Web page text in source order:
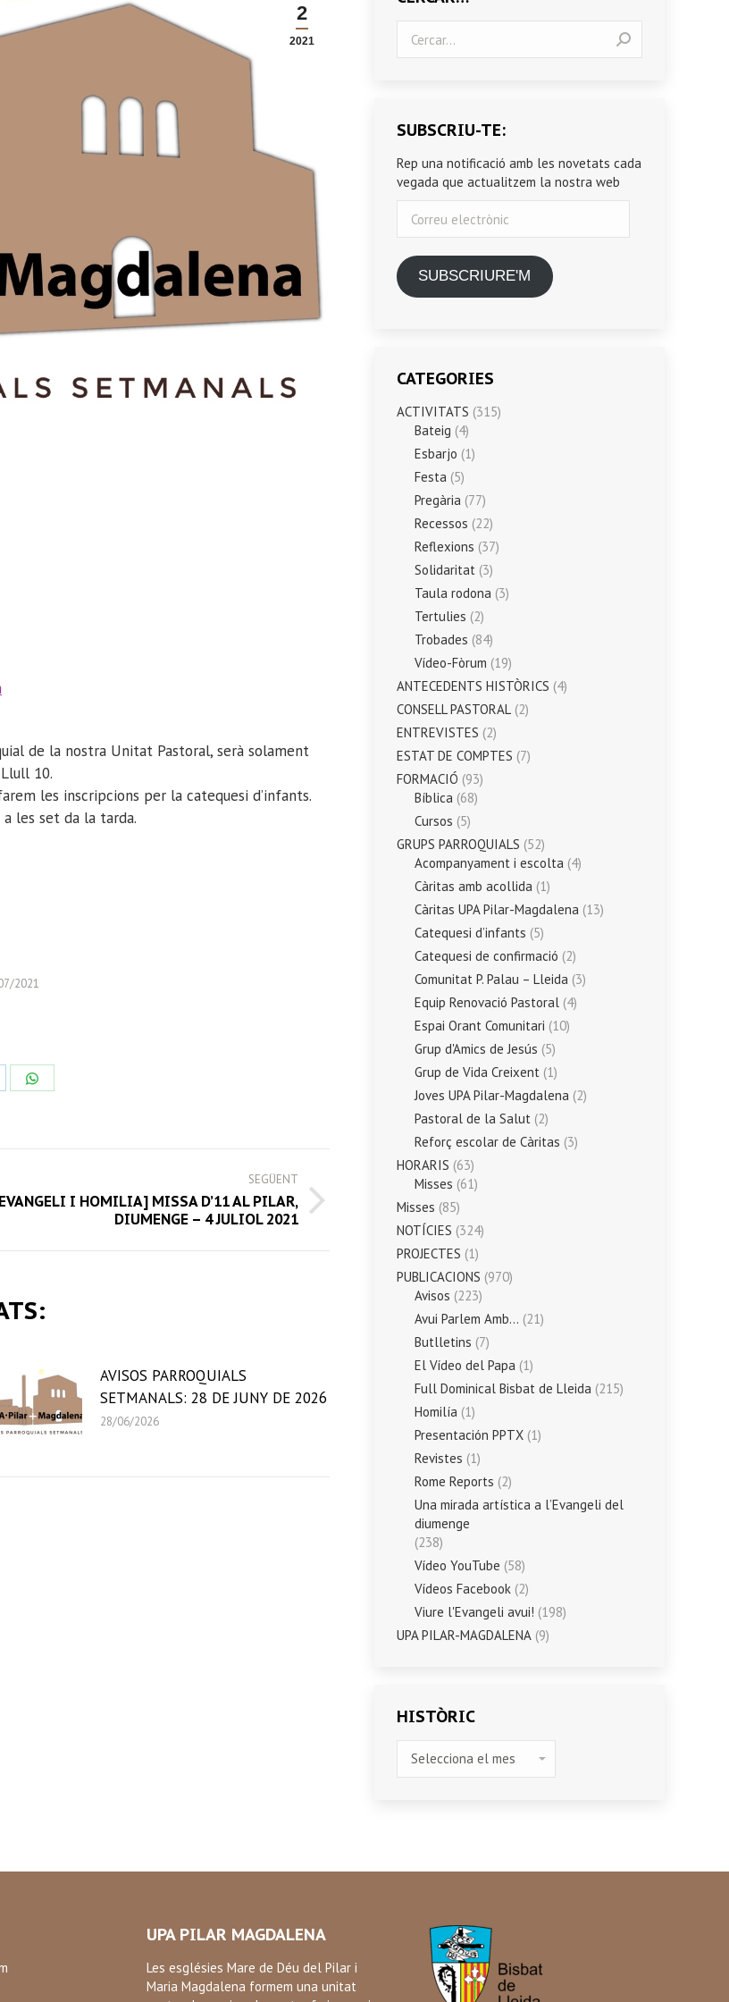
2
2021
de la nostra Unitat Pastoral, serà solament
10.
les inscripcions per la catequesi d’infants.
les set da la tarda.
2021
Share
SEGÜENT
I HOMILIA] MISSA D’11 AL PILAR,
DIUMENGE – 4 JULIOL 2021
AVISOS PARROQUIALS
SETMANALS: 28 DE JUNY DE 2026
28/06/2026
SUBSCRIU-TE:
Rep una notificació amb les novetats cada
vegada que actualitzem la nostra web
electrònic
SUBSCRIURE'M
CATEGORIES
ACTIVITATS (315)
Bateig (4)
Esbarjo (1)
Festa (5)
Pregària (77)
Recessos (22)
Reflexions (37)
Solidaritat (3)
Taula rodona (3)
Tertulies (2)
Trobades (84)
Vídeo-Fòrum (19)
ANTECEDENTS HISTÒRICS (4)
CONSELL PASTORAL (2)
ENTREVISTES (2)
ESTAT DE COMPTES (7)
FORMACIÓ (93)
Bíblica (68)
Cursos (5)
GRUPS PARROQUIALS (52)
Acompanyament i escolta (4)
Càritas amb acollida (1)
Càritas UPA Pilar-Magdalena (13)
Catequesi d’infants (5)
Catequesi de confirmació (2)
Comunitat P. Palau – Lleida (3)
Equip Renovació Pastoral (4)
Espai Orant Comunitari (10)
Grup d'Amics de Jesús (5)
Grup de Vida Creixent (1)
Joves UPA Pilar-Magdalena (2)
Pastoral de la Salut (2)
Reforç escolar de Càritas (3)
HORARIS (63)
Misses (61)
Misses (85)
NOTÍCIES (324)
PROJECTES (1)
PUBLICACIONS (970)
Avisos (223)
Avui Parlem Amb… (21)
Butlletins (7)
El Vídeo del Papa (1)
Full Dominical Bisbat de Lleida (215)
Homilía (1)
Presentación PPTX (1)
Revistes (1)
Rome Reports (2)
Una mirada artística a l’Evangeli del
diumenge
(238)
Vídeo YouTube (58)
Vídeos Facebook (2)
Viure l'Evangeli avui! (198)
UPA PILAR-MAGDALENA (9)
HISTÒRIC
UPA PILAR MAGDALENA
Les esglésies Mare de Déu del Pilar i
Maria Magdalena formem una unitat